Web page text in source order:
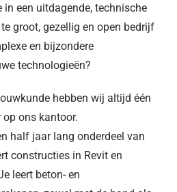
in een uitdagende, technische
groot, gezellig en open bedrijf
en bijzondere
technologieën?
hebben wij altijd één
ons kantoor.
half jaar lang onderdeel van
constructies in Revit en
leert beton- en